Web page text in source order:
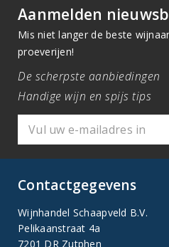
Aanmelden
Mis niet langer de beste
proeverijen!
De scherpste aanbiedingen
Handige wijn en spijs tips
Contactgegevens
Wijnhandel Schaapveld B.V.
Pelikaanstraat 4a
7201 DR Zutphen